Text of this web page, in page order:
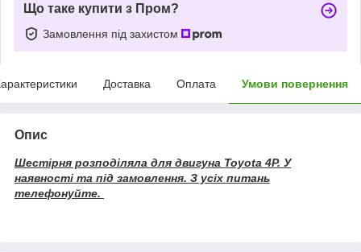
Що таке купити з Пром?
Замовлення під захистом
Доставка Оплата Умови повернення
Опис
Шестірня розподіляла для двигуна Toyota 4P. У
наявності та під замовлення. З усіх питань
телефонуйте.